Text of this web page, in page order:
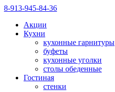
8-913-945-84-36
Акции
Кухни
кухонные гарнитуры
буфеты
кухонные уголки
столы обеденные
Гостиная
стенки